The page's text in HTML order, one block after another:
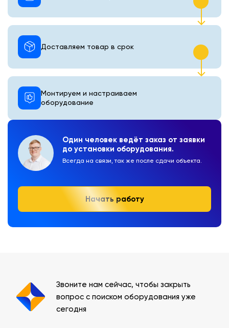
Один человек ведёт заказ от заявки
до установки оборудования.
Всегда на связи, так же после сдачи объекта.
Начать работу
Монтируем и настраиваем
оборудование
Доставляем товар в срок
Звоните нам сейчас, чтобы закрыть
вопрос с поиском оборудования уже
сегодня